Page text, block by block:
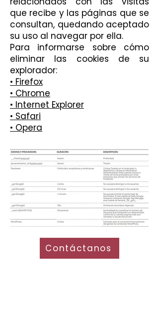
que recibe y las páginas que se
consultan, quedando aceptado
su uso al navegar por ella.
Para informarse sobre cómo
eliminar las cookies de su
explorador:
• Firefox
• Chrome
• Internet Explorer
• Safari
• Opera
Contáctanos